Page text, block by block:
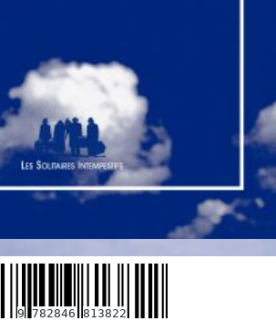
9 782846 813822